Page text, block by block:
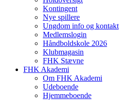
Kontingent
Nye spillere
Ungdom info og kontakt
Medlemslogin
Håndboldskole 2026
Klubmagasin
FHK Stævne
FHK Akademi
Om FHK Akademi
Udeboende
Hjemmeboende